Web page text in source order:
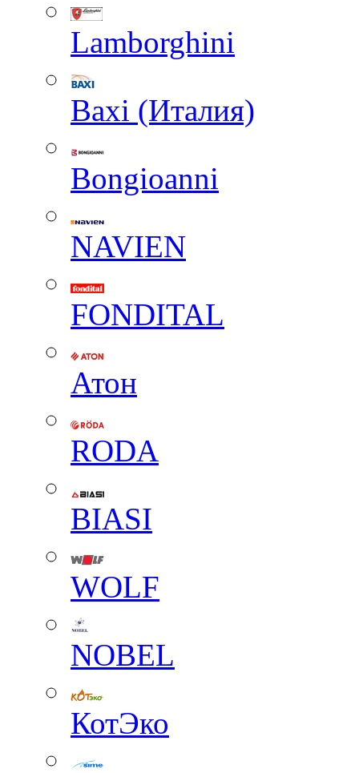
Lamborghini
Baxi (Италия)
Вongioanni
NAVIEN
FONDITAL
Атон
RODA
BIASI
WOLF
NOBEL
КотЭко